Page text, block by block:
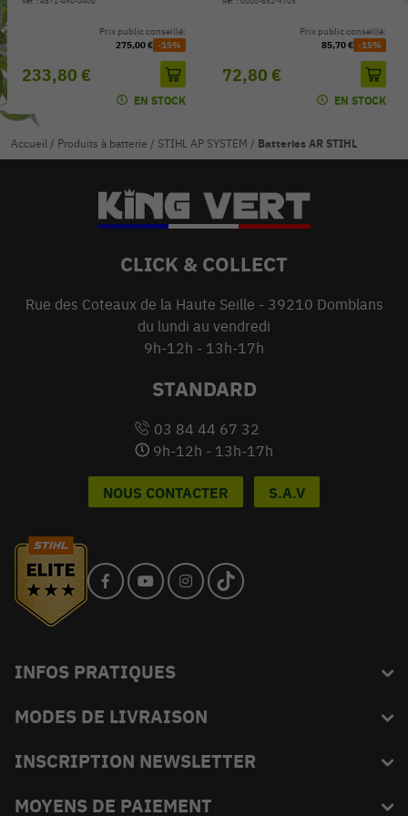
233,80 €
Prix public conseillé:
275,00 € -15%
EN STOCK
72,80 €
Prix public conseillé:
85,70 € -15%
EN STOCK
Accueil / Produits à batterie / STIHL AP SYSTEM / Batteries AR STIHL
CLICK & COLLECT
Rue des Coteaux de la Haute Seille - 39210 Domblans
du lundi au vendredi
9h-12h - 13h-17h
STANDARD
03 84 44 67 32
9h-12h - 13h-17h
NOUS CONTACTER S.A.V
INFOS PRATIQUES
Blog
L'équipe du King
MODES DE LIVRAISON
INSCRIPTION NEWSLETTER
Abonnez-vous et recevez en exclusivité les bons plans de
MOYENS DE PAIEMENT